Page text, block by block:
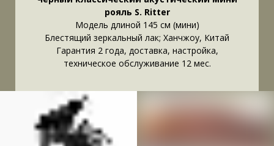
рояль S. Ritter
Модель длиной 145 см (мини)
Блестящий зеркальный лак; Ханчжоу, Китай
Гарантия 2 года, доставка, настройка,
техническое обслуживание 12 мес.